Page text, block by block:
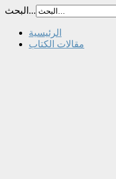
البحث...
الرئيسية
مقالات الكتاب